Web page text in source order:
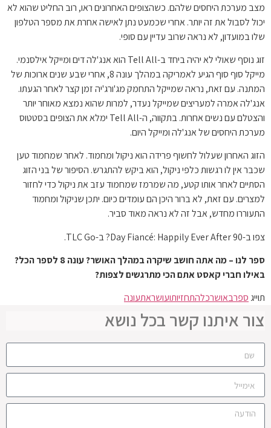
מצב מערכת היחסים שלהם. כשהצופים האחרונים ראו, רוב החליט שהוא לא
יכול לסבול את זה יותר. אחרי שכמעט נתן לאישה אחרת את מספר הטלפון
שלו במועדון, לא נראה שרוב עדיין עם סופי.
זוג נוסף שאולי לא יהיה ביחד ב-Tell All הוא אנג'לה דים ומייקל אילסנמי.
מייקל סוף סוף הגיע לאמריקה במהלך עונה 8, אחרי שבע שנים ארוכות של
המתנה. עם זאת, נראה שמייקל התחמק מג'ורג'יה זמן קצר לאחר הגעתו.
אנג'לה אמרה למעריצים שמייקל נעדר, למרות שהוא נמצא מאוחר יותר
והצטלם עם נשים אחרות. בתקווה, ה-Tell All ימלא את הצופים בסטטוס
מערכת היחסים של אנג'לה ומייקל היום.
הזוג האחרון שעלול לחשוף פרידה הוא ניקול ומחמוד. לאחר שמחמוד טען
שכבר אין לו רגשות כלפי ניקול, הוא ביקש להתגרש. הסיפור של בני הזוג
הסתיים לאחר אותו קטע, מה שמרמז שמחמוד עזב את ניקול כדי לחזור
למצרים. עם זאת, לא ברור היכן הם עומדים כיום. יתכן שניקול ומחמוד
התעוררו מחדש, אבל זה לא נראה מאוד סביר.
צפו ב-90 Day Fiancé: Happily Ever After? ב-TLC Go.
ספר לנו – מה אתה חושב שיקרה במהלך האושר? עונה 8 לספר הכל?
באילו חברי קאסט אתם הכי מתרגשים לצפות?
תוייג ספרבאושרכלהתחזיותועושראתעונה
צור איתנו קשר בכל נושא